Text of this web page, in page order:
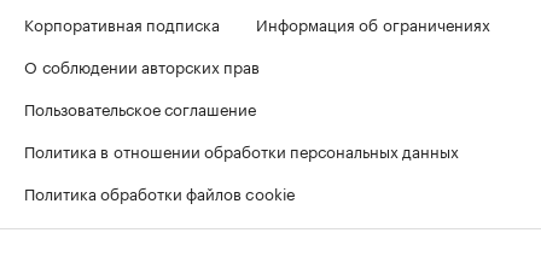
Корпоративная подписка
Информация об ограничениях
О соблюдении авторских прав
Пользовательское соглашение
Политика в отношении обработки персональных данных
Политика обработки файлов cookie